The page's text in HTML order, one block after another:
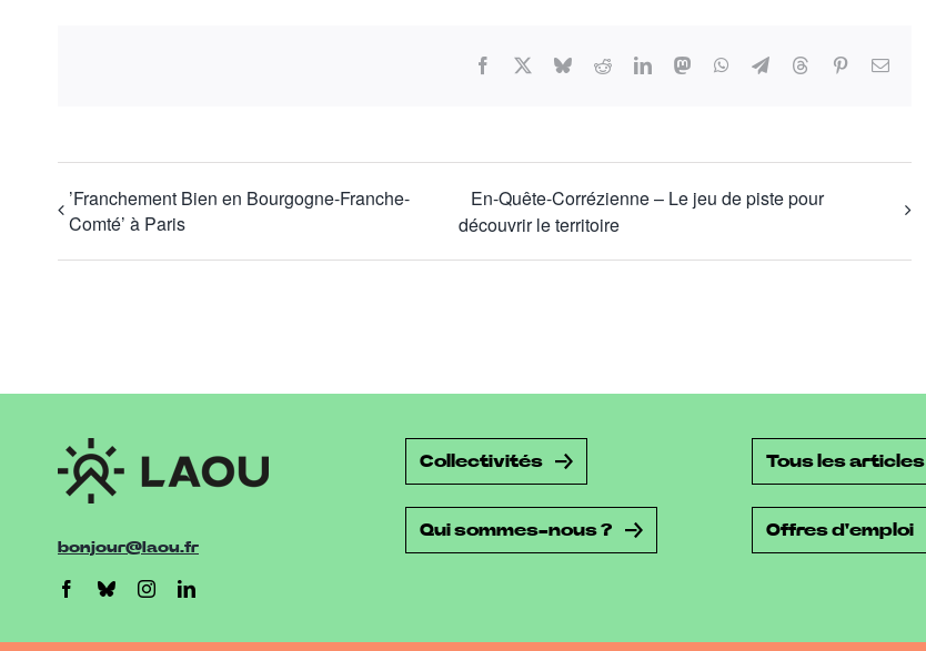
Facebook
X BlueskyRedditLinkedInMastodonWhatsApp
TelegramThreadsPinterestEmail
’Franchement Bien en Bourgogne-Franche-
Comté’ à Paris
En-Quête-Corrézienne – Le jeu de piste pour
découvrir le territoire
bonjour@laou.fr
Collectivités
Qui sommes-nous ?
Tous les articles
Offres d'emploi